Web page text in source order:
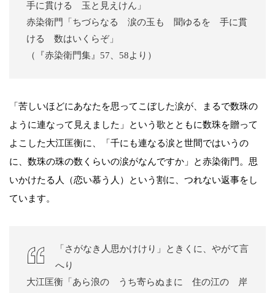
手に貫ける 玉と見えけん」
赤染衛門「ちづらなる 涙の玉も 聞ゆるを 手に貫
ける 数はいくらぞ」
（『赤染衛門集』57、58より）
「苦しいほどにあなたを思ってこぼした涙が、まるで数珠の
ように連なって見えました」という歌とともに数珠を贈って
よこした大江匡衡に、「千にも連なる涙と世間ではいうの
に、数珠の珠の数くらいの涙がなんですか」と赤染衛門。思
いかけたる人（恋い慕う人）という割に、つれない返事をし
ています。
「さがなき人思かけけり」ときくに、やがて言
へり
大江匡衡「あら浪の うち寄らぬまに 住の江の 岸